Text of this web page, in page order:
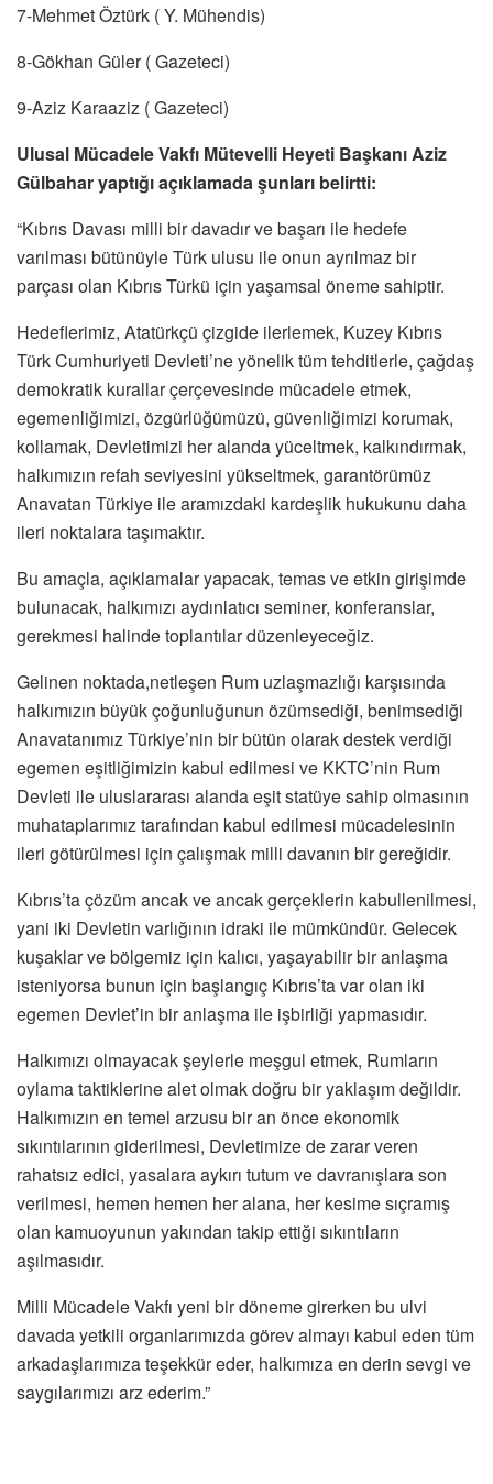
7-Mehmet Öztürk ( Y. Mühendis)
8-Gökhan Güler ( Gazeteci)
9-Aziz Karaaziz ( Gazeteci)
Ulusal Mücadele Vakfı Mütevelli Heyeti Başkanı Aziz
Gülbahar yaptığı açıklamada şunları belirtti:
“Kıbrıs Davası milli bir davadır ve başarı ile hedefe
varılması bütünüyle Türk ulusu ile onun ayrılmaz bir
parçası olan Kıbrıs Türkü için yaşamsal öneme sahiptir.
Hedeflerimiz, Atatürkçü çizgide ilerlemek, Kuzey Kıbrıs
Türk Cumhuriyeti Devleti’ne yönelik tüm tehditlerle, çağdaş
demokratik kurallar çerçevesinde mücadele etmek,
egemenliğimizi, özgürlüğümüzü, güvenliğimizi korumak,
kollamak, Devletimizi her alanda yüceltmek, kalkındırmak,
halkımızın refah seviyesini yükseltmek, garantörümüz
Anavatan Türkiye ile aramızdaki kardeşlik hukukunu daha
ileri noktalara taşımaktır.
Bu amaçla, açıklamalar yapacak, temas ve etkin girişimde
bulunacak, halkımızı aydınlatıcı seminer, konferanslar,
gerekmesi halinde toplantılar düzenleyeceğiz.
Gelinen noktada,netleşen Rum uzlaşmazlığı karşısında
halkımızın büyük çoğunluğunun özümsediği, benimsediği
Anavatanımız Türkiye’nin bir bütün olarak destek verdiği
egemen eşitliğimizin kabul edilmesi ve KKTC’nin Rum
Devleti ile uluslararası alanda eşit statüye sahip olmasının
muhataplarımız tarafından kabul edilmesi mücadelesinin
ileri götürülmesi için çalışmak milli davanın bir gereğidir.
Kıbrıs’ta çözüm ancak ve ancak gerçeklerin kabullenilmesi,
yani iki Devletin varlığının idraki ile mümkündür. Gelecek
kuşaklar ve bölgemiz için kalıcı, yaşayabilir bir anlaşma
isteniyorsa bunun için başlangıç Kıbrıs’ta var olan iki
egemen Devlet’in bir anlaşma ile işbirliği yapmasıdır.
Halkımızı olmayacak şeylerle meşgul etmek, Rumların
oylama taktiklerine alet olmak doğru bir yaklaşım değildir.
Halkımızın en temel arzusu bir an önce ekonomik
sıkıntılarının giderilmesi, Devletimize de zarar veren
rahatsız edici, yasalara aykırı tutum ve davranışlara son
verilmesi, hemen hemen her alana, her kesime sıçramış
olan kamuoyunun yakından takip ettiği sıkıntıların
aşılmasıdır.
Milli Mücadele Vakfı yeni bir döneme girerken bu ulvi
davada yetkili organlarımızda görev almayı kabul eden tüm
arkadaşlarımıza teşekkür eder, halkımıza en derin sevgi ve
saygılarımızı arz ederim.”